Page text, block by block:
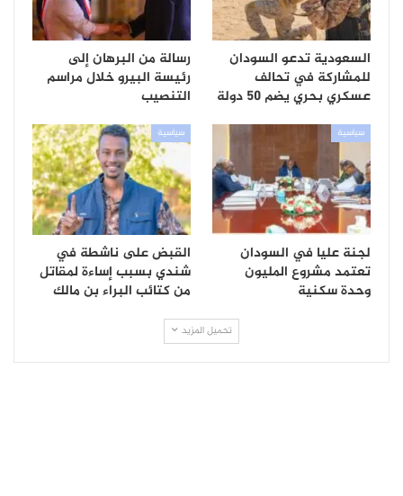
السعودية تدعو السودان
للمشاركة في تحالف
عسكري بحري يضم 50 دولة
رسالة من البرهان إلى
رئيسة البيرو خلال مراسم
التنصيب
سياسية
لجنة عليا في السودان
تعتمد مشروع المليون
وحدة سكنية
سياسية
القبض على ناشطة في
شندي بسبب إساءة لمقاتل
من كتائب البراء بن مالك
تحميل المزيد